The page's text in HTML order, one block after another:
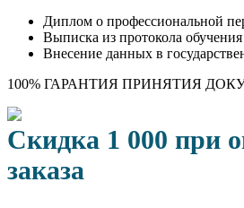
Диплом о профессиональной
Выписка из протокола обучения
Внесение данных в
100% ГАРАНТИЯ ПРИНЯТИЯ
Скидка 1 000 при
заказа